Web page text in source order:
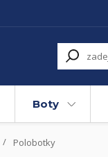
Boty
Polobotky